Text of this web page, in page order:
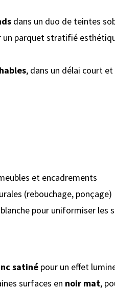
dans un duo de teintes
un parquet stratifié
, dans un délai court
et encadrements
(rebouchage, ponçage)
pour uniformiser les
satiné pour un effet
surfaces en noir mat,